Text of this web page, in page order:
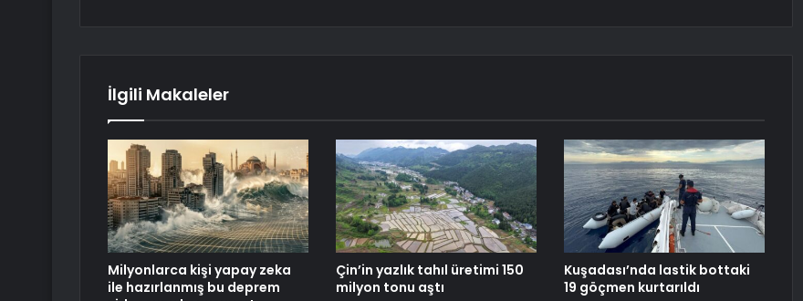
İlgili Makaleler
Milyonlarca kişi yapay zeka
ile hazırlanmış bu deprem
Çin’in yazlık tahıl üretimi 150
milyon tonu aştı
Kuşadası’nda lastik bottaki
19 göçmen kurtarıldı